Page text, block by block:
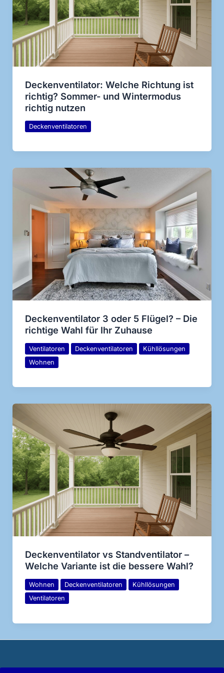
Deckenventilator: Welche Richtung ist
richtig? Sommer- und Wintermodus
richtig nutzen
Deckenventilatoren
Deckenventilator 3 oder 5 Flügel? – Die
richtige Wahl für Ihr Zuhause
Ventilatoren Deckenventilatoren
Kühllösungen
Wohnen
Deckenventilator vs Standventilator –
Welche Variante ist die bessere Wahl?
Wohnen Deckenventilatoren
Kühllösungen
Ventilatoren